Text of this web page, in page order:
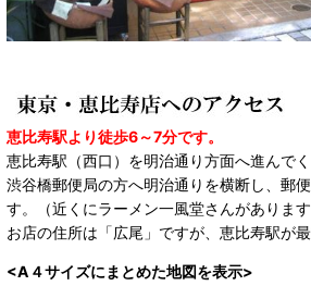
恵比寿駅より徒歩6～7分です。
恵比寿駅（西口）を明治通り方面へ進んでく
渋谷橋郵便局の方へ明治通りを横断し、郵
す。（近くにラーメン一風堂さんがあります
お店の住所は「広尾」ですが、恵比寿駅が最
<A４サイズにまとめた地図を表示>